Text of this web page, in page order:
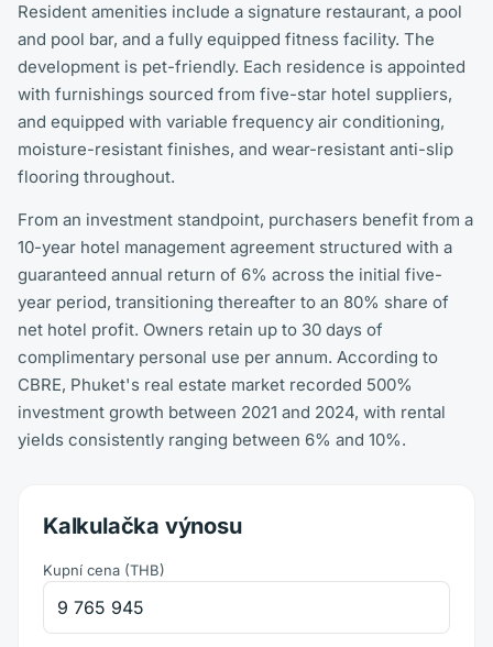
Resident amenities include a signature restaurant, a pool
and pool bar, and a fully equipped fitness facility. The
development is pet-friendly. Each residence is appointed
with furnishings sourced from five-star hotel suppliers,
and equipped with variable frequency air conditioning,
moisture-resistant finishes, and wear-resistant anti-slip
flooring throughout.
From an investment standpoint, purchasers benefit from a
10-year hotel management agreement structured with a
guaranteed annual return of 6% across the initial five-
year period, transitioning thereafter to an 80% share of
net hotel profit. Owners retain up to 30 days of
complimentary personal use per annum. According to
CBRE, Phuket's real estate market recorded 500%
investment growth between 2021 and 2024, with rental
yields consistently ranging between 6% and 10%.
Kalkulačka výnosu
Kupní cena (THB)